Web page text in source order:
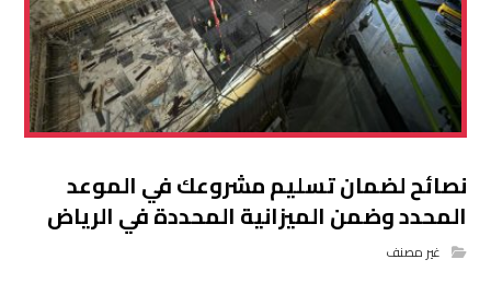
نصائح لضمان تسليم مشروعك في الموعد
المحدد وضمن الميزانية المحددة في الرياض
غير مصنف